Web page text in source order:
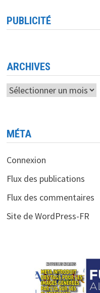
PUBLICITÉ
ARCHIVES
Archives
MÉTA
Connexion
Flux des publications
Flux des commentaires
Site de WordPress-FR